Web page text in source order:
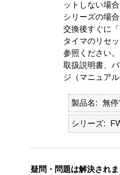
ットしない場
シリーズの場
交換後すぐに
タイマのリセ
参照ください。
取扱説明書、
ジ（マニュア
製品名 無
シリーズ
疑問・問題は解決され